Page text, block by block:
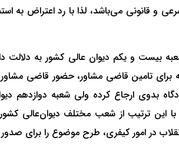
و قانونی می‌باشد، لذا با رد اعتراض به
تامین قاضی مشاور، حضور قاضی مشاور
بدوی ارجاع کرده ولی شعبه
در امور کیفری، طرح موضوع را برای